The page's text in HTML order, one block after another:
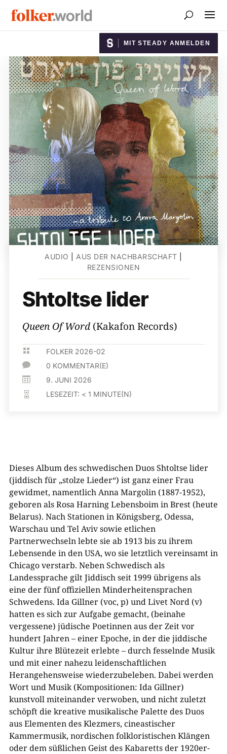
MIT STEADY ANMELDEN
AUDIO AUS DER NACHBARSCHAFT
REZENSIONEN
Shtoltse lider
Queen Of Word (Kakafon Records)
 FOLKER 2026-02
 0 KOMMENTAR(E)
 9. JUNI 2026
 LESEZEIT: < 1 MINUTE(N)
Dieses Album des schwedischen Duos Shtoltse lider
(jiddisch für „stolze Lieder“) ist ganz einer Frau
gewidmet, namentlich Anna Margolin (1887-1952),
geboren als Rosa Harning Lebensboim in Brest (heute
Belarus). Nach Stationen in Königsberg, Odessa,
Warschau und Tel Aviv sowie etlichen
Partnerwechseln lebte sie ab 1913 bis zu ihrem
Lebensende in den USA, wo sie letztlich vereinsamt in
Chicago verstarb. Neben Schwedisch als
Landessprache gilt Jiddisch seit 1999 übrigens als
eine der fünf offiziellen Minderheitensprachen
Schwedens. Ida Gillner (voc, p) und Livet Nord (v)
hatten es sich zur Aufgabe gemacht, (beinahe
vergessene) jüdische Poetinnen aus der Zeit vor
hundert Jahren – einer Epoche, in der die jiddische
Kultur ihre Blütezeit erlebte – durch fesselnde Musik
und mit einer nahezu leidenschaftlichen
Herangehensweise wiederzubeleben. Dabei werden
Wort und Musik (Kompositionen: Ida Gillner)
kunstvoll miteinander verwoben, und nicht zuletzt
schöpft die kreative musikalische Palette des Duos
aus Elementen des Klezmers, cineastischer
Kammermusik, nordischen folkloristischen Klängen
oder dem süßlichen Geist des Kabaretts der 1920er-